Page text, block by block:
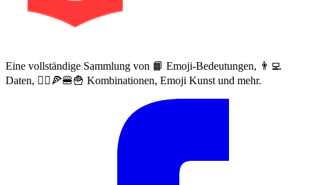
Eine vollständige Sammlung von 📙 Emoji-Bedeutungen, 👨‍💻
Daten, 🙅‍♀️🍕🍔🍟 Kombinationen, Emoji Kunst und mehr.